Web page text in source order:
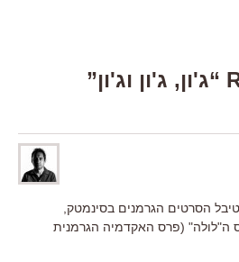
הסרטים הגרמנים בסינמטק,
ה"לולה" (פרס האקדמיה הגרמנית